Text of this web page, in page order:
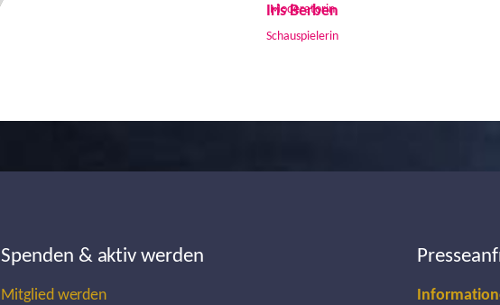
Iris Berben
Schauspielerin
Spenden & aktiv werden
Mitglied werden